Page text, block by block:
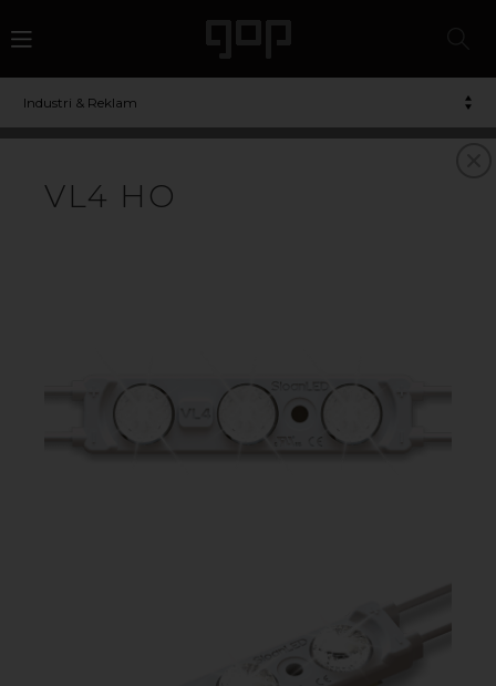
Industri & Reklam
VL4 HO
Högkvalitativ LED-belysning från amerikanska
SloanLED. LED-applikationerna är särskilt utvecklade